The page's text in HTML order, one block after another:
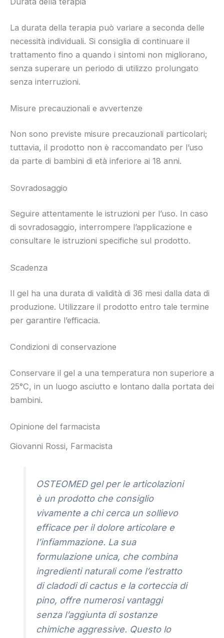
La durata della terapia può variare a seconda delle
necessità individuali. Si consiglia di continuare il
trattamento fino a quando i sintomi non migliorano,
senza superare un periodo di utilizzo prolungato
senza interruzioni.
Misure precauzionali e avvertenze
Non sono previste misure precauzionali particolari;
tuttavia, il prodotto non è raccomandato per l’uso
da parte di bambini di età inferiore ai 18 anni.
Sovradosaggio
Seguire attentamente le istruzioni per l’uso. In caso
di sovradosaggio, interrompere l’applicazione e
consultare le istruzioni specifiche sul prodotto.
Scadenza
Il gel ha una durata di validità di 36 mesi dalla data di
produzione. Utilizzare il prodotto entro tale termine
per garantire l’efficacia.
Condizioni di conservazione
Conservare il gel a una temperatura non superiore a
25°C, in un luogo asciutto e lontano dalla portata dei
bambini.
Opinione del farmacista
Giovanni Rossi, Farmacista
OSTEOMED gel per le articolazioni
è un prodotto che consiglio
vivamente a chi cerca un sollievo
efficace per il dolore articolare e
l’infiammazione. La sua
formulazione unica, che combina
ingredienti naturali come l’estratto
di cladodi di cactus e la corteccia di
pino, offre numerosi vantaggi
senza l’aggiunta di sostanze
chimiche aggressive. Questo lo